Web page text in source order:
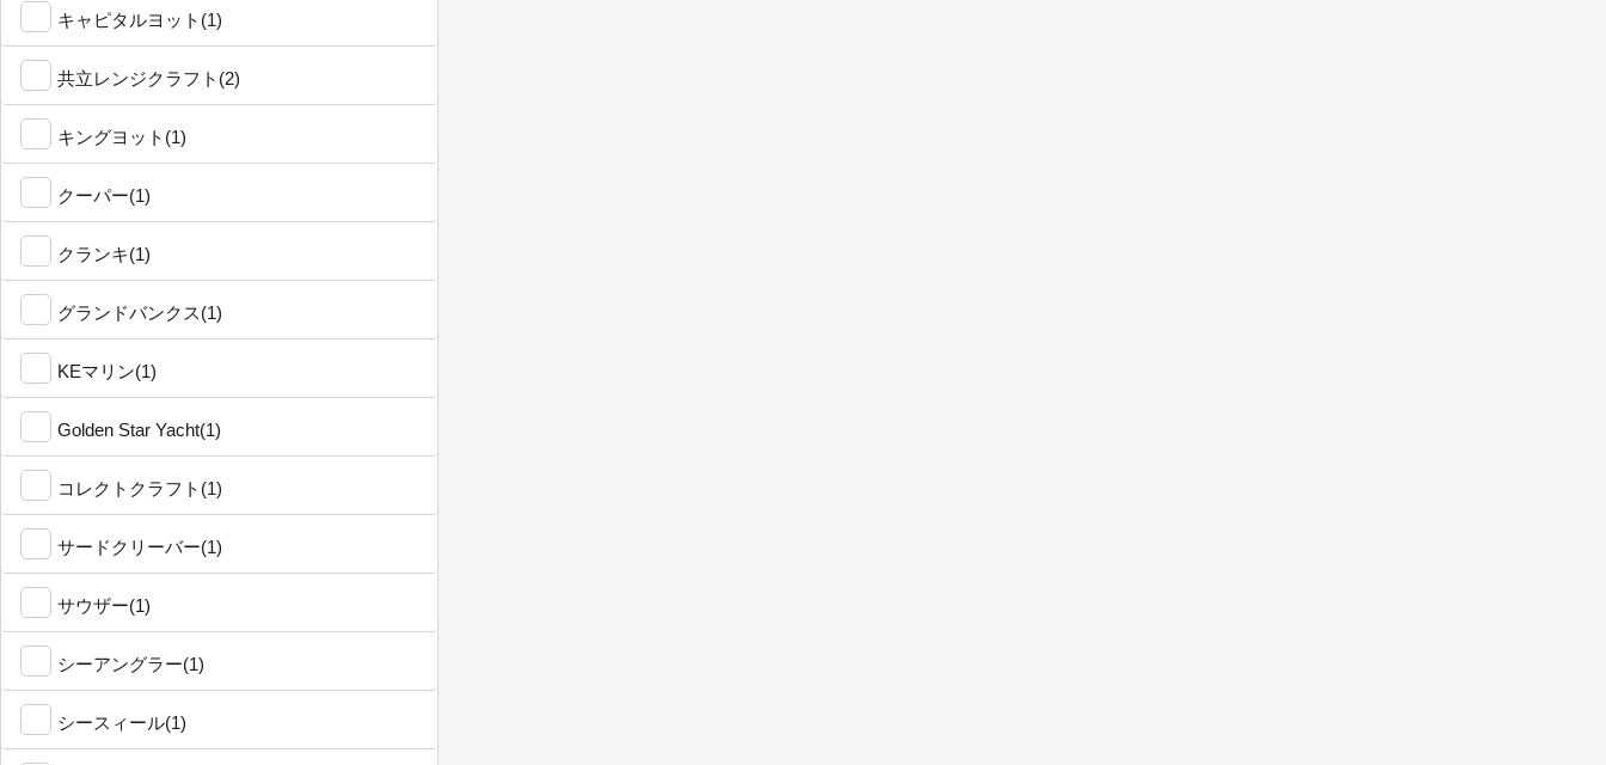
キャピタルヨット(1)
共立レンジクラフト(2)
キングヨット(1)
クーパー(1)
クランキ(1)
グランドバンクス(1)
KEマリン(1)
Golden Star Yacht(1)
コレクトクラフト(1)
サードクリーバー(1)
サウザー(1)
シーアングラー(1)
シースィール(1)